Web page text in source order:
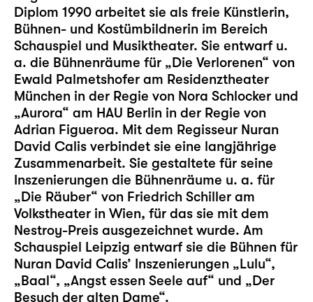
Diplom 1990 arbeitet sie als freie Künstlerin,
Bühnen- und Kostümbildnerin im Bereich
Schauspiel und Musiktheater. Sie entwarf u.
a. die Bühnenräume für „Die Verlorenen“ von
Ewald Palmetshofer am Residenztheater
München in der Regie von Nora Schlocker und
„Aurora“ am HAU Berlin in der Regie von
Adrian Figueroa. Mit dem Regisseur Nuran
David Calis verbindet sie eine langjährige
Zusammenarbeit. Sie gestaltete für seine
Inszenierungen die Bühnenräume u. a. für
„Die Räuber“ von Friedrich Schiller am
Volkstheater in Wien, für das sie mit dem
Nestroy-Preis ausgezeichnet wurde. Am
Schauspiel Leipzig entwarf sie die Bühnen für
Nuran David Calis’ Inszenierungen „Lulu“,
„Baal“, „Angst essen Seele auf“ und „Der
Besuch der alten Dame“.